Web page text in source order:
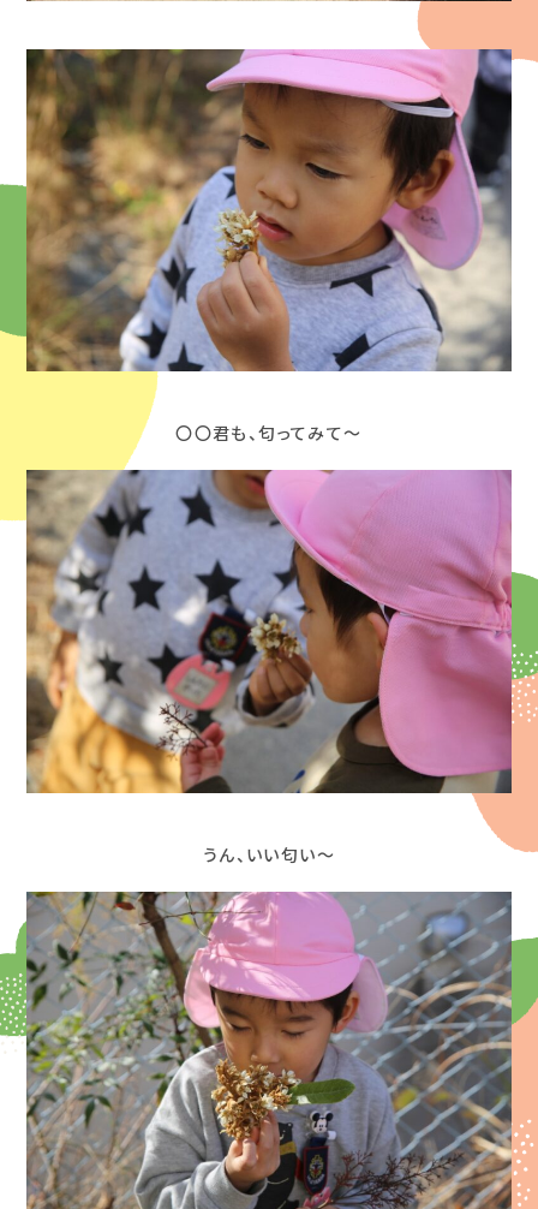
〇〇君も、匂ってみて～
うん、いい匂い～